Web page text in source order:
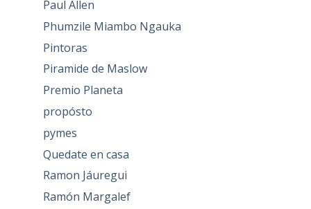
Paul Allen
Phumzile Miambo Ngauka
Pintoras
Piramide de Maslow
Premio Planeta
propósto
pymes
Quedate en casa
Ramon Jáuregui
Ramón Margalef